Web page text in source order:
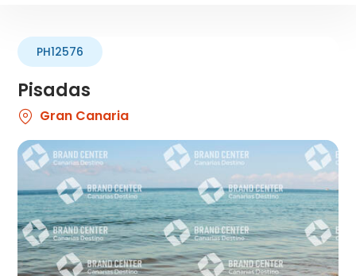
Pisadas
PH12576
Gran Canaria